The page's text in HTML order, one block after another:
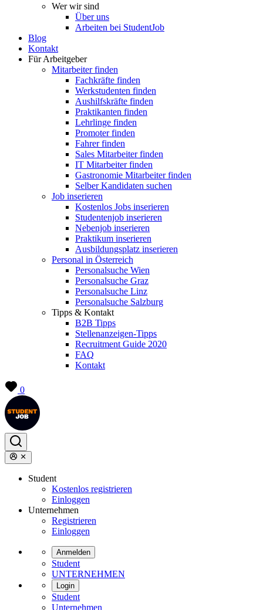
Wer wir sind
Über uns
Arbeiten bei StudentJob
Blog
Kontakt
Für Arbeitgeber
Mitarbeiter finden
Fachkräfte finden
Werkstudenten finden
Aushilfskräfte finden
Praktikanten finden
Lehrlinge finden
Promoter finden
Fahrer finden
Sales Mitarbeiter finden
IT Mitarbeiter finden
Gastronomie Mitarbeiter finden
Selber Kandidaten suchen
Job inserieren
Kostenlos Jobs inserieren
Studentenjob inserieren
Nebenjob inserieren
Praktikum inserieren
Ausbildungsplatz inserieren
Personal in Österreich
Personalsuche Wien
Personalsuche Graz
Personalsuche Linz
Personalsuche Salzburg
Tipps & Kontakt
B2B Tipps
Stellenanzeigen-Tipps
Recruitment Guide 2020
FAQ
Kontakt
0
Student
Kostenlos registrieren
Einloggen
Unternehmen
Registrieren
Einloggen
Anmelden
Student
UNTERNEHMEN
Login
Student
Unternehmen